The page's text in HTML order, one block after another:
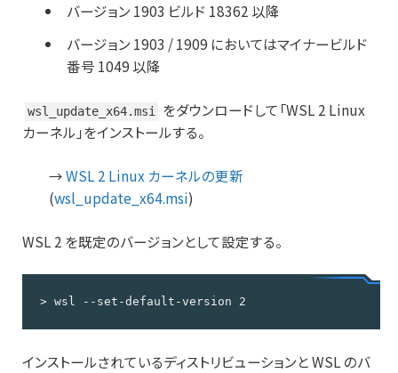
バージョン 1903 ビルド 18362 以降
バージョン 1903 / 1909 においてはマイナービルド
番号 1049 以降
wsl_update_x64.msi
をダウンロードして「WSL 2 Linux
カーネル」をインストールする。
→WSL 2 Linux カーネルの更新
(wsl_update_x64.msi)
WSL 2 を既定のバージョンとして設定する。
> wsl --set-default-version 2
インストールされているディストリビューションと WSL のバ